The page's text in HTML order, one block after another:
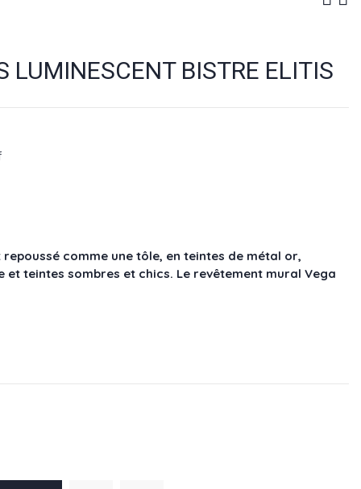
LUMINESCENT BISTRE ELITIS
comme une tôle, en teintes de métal or,
et teintes sombres et chics. Le revêtement mural Vega